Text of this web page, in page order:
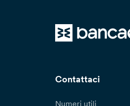
Contattaci
Numeri utili